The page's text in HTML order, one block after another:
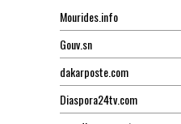
Mourides.info
Gouv.sn
dakarposte.com
Diaspora24tv.com